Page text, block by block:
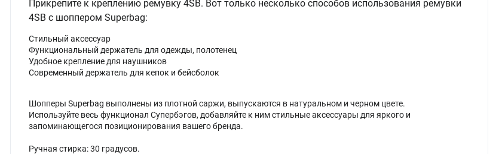
Прикрепите к креплению ремувку 4SB. Вот только несколько способов использования ремувки
4SB с шоппером Superbag:
Стильный аксессуар
Функциональный держатель для одежды, полотенец
Удобное крепление для наушников
Современный держатель для кепок и бейсболок
Шопперы Superbag выполнены из плотной саржи, выпускаются в натуральном и черном цвете.
Используйте весь функционал Супербэгов, добавляйте к ним стильные аксессуары для яркого и
запоминающегося позиционирования вашего бренда.
Ручная стирка: 30 градусов.